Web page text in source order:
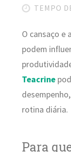
TEMPO
O cansaço e
podem
Teacrine
rotina diária.
Para